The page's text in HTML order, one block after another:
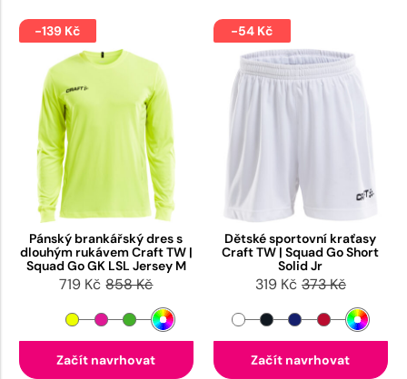
-139 Kč
Pánský brankářský dres s
dlouhým rukávem Craft TW |
Squad Go GK LSL Jersey M
719 Kč 858 Kč
Začít navrhovat
-54 Kč
Dětské sportovní kraťasy
Craft TW | Squad Go Short
Solid Jr
319 Kč 373 Kč
Začít navrhovat